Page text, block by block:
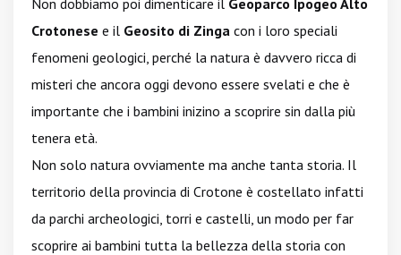
Non dobbiamo poi dimenticare il Geoparco Ipogeo Alto
Crotonese e il Geosito di Zinga con i loro speciali
fenomeni geologici, perché la natura è davvero ricca di
misteri che ancora oggi devono essere svelati e che è
importante che i bambini inizino a scoprire sin dalla più
tenera età.
Non solo natura ovviamente ma anche tanta storia. Il
territorio della provincia di Crotone è costellato infatti
da parchi archeologici, torri e castelli, un modo per far
scoprire ai bambini tutta la bellezza della storia con